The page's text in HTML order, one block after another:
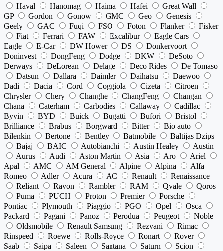
Haval
Hanomag Haima Hafei
Great Wall
GP
Gordon Gonow GMC Geo
Genesis
Geely
GAC Fuqi FSO Foton Flanker
Fisker
Fiat
Ferrari FAW Excalibur
Eagle Cars
Eagle
E-Car DW Hower DS
Donkervoort
Doninvest
DongFeng Dodge DKW
DeSoto
Derways
DeLorean Delage Deco Rides
De Tomaso
Datsun
Dallara Daimler Daihatsu
Daewoo
Dadi
Dacia Cord Coggiola Cizeta
Citroen
Chrysler
Chery Changhe ChangFeng
Changan
Chana
Caterham Carbodies Callaway
Cadillac
Byvin
BYD Buick Bugatti Bufori
Bristol
Brilliance
Brabus Borgward Bitter
Bio auto
Bilenkin
Bertone Bentley Batmobile
Baltijas Dzips
Bajaj
BAIC Autobianchi Austin Healey
Austin
Aurus
Audi Aston Martin Asia Aro
Ariel
Apal
AMC AM General Alpine Alpina
Alfa
Romeo
Adler Acura AC Renault
Renaissance
Reliant
Ravon Rambler RAM Qvale
Qoros
Puma
PUCH Proton Premier
Porsche
Pontiac
Plymouth Piaggio PGO Opel
Osca
Packard
Pagani Panoz Perodua Peugeot
Noble
Oldsmobile
Renault Samsung Rezvani
Rimac
Rinspeed
Roewe Rolls-Royce Ronart
Rover
Saab
Saipa Saleen Santana Saturn
Scion